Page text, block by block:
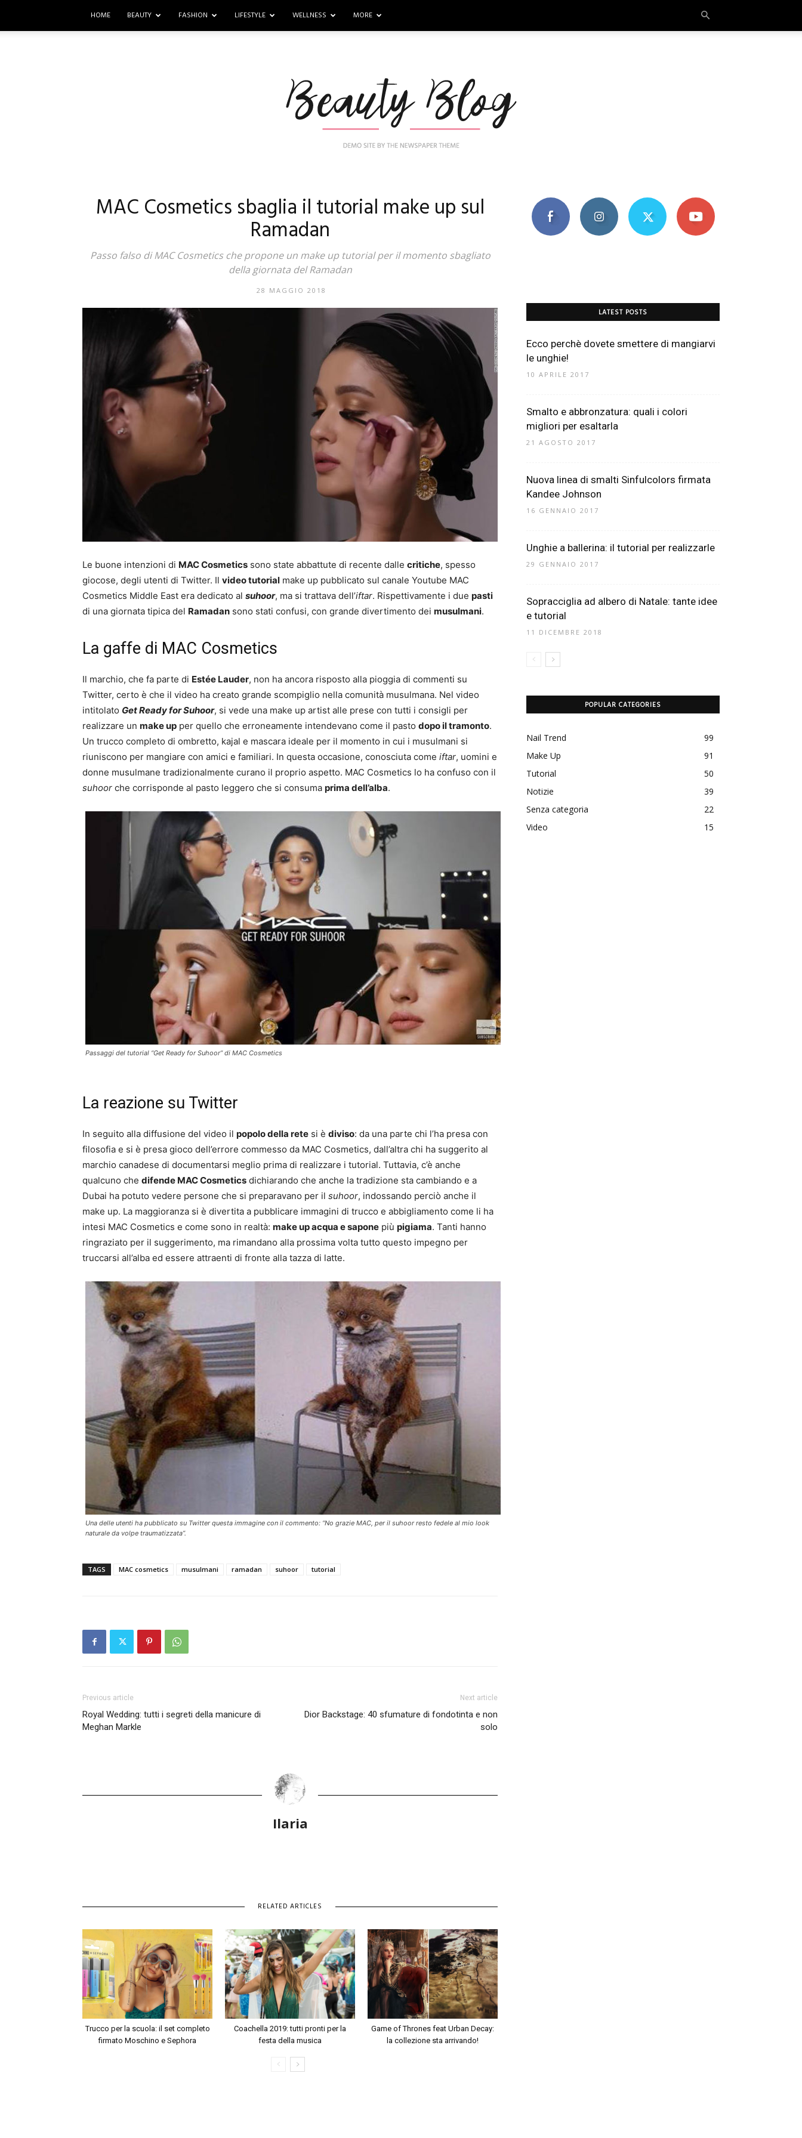
HOME BEAUTY FASHION LIFESTYLE WELLNESS MORE
Art
Mania
MAC Cosmetics sbaglia il tutorial make up sul
Ramadan
Passo falso di MAC Cosmetics che propone un make up tutorial per il momento sbagliato
della giornata del Ramadan
28 MAGGIO 2018
Le buone intenzioni di MAC Cosmetics sono state abbattute di recente dalle critiche, spesso
giocose, degli utenti di Twitter. Il video tutorial make up pubblicato sul canale Youtube MAC
Cosmetics Middle East era dedicato al suhoor, ma si trattava dell’iftar. Rispettivamente i due pasti
di una giornata tipica del Ramadan sono stati confusi, con grande divertimento dei musulmani.
La gaffe di MAC Cosmetics
Il marchio, che fa parte di Estée Lauder, non ha ancora risposto alla pioggia di commenti su
Twitter, certo è che il video ha creato grande scompiglio nella comunità musulmana. Nel video
intitolato Get Ready for Suhoor, si vede una make up artist alle prese con tutti i consigli per
realizzare un make up per quello che erroneamente intendevano come il pasto dopo il tramonto.
Un trucco completo di ombretto, kajal e mascara ideale per il momento in cui i musulmani si
riuniscono per mangiare con amici e familiari. In questa occasione, conosciuta come iftar, uomini e
donne musulmane tradizionalmente curano il proprio aspetto. MAC Cosmetics lo ha confuso con il
suhoor che corrisponde al pasto leggero che si consuma prima dell’alba.
Passaggi del tutorial “Get Ready for Suhoor” di MAC Cosmetics
La reazione su Twitter
In seguito alla diffusione del video il popolo della rete si è diviso: da una parte chi l’ha presa con
filosofia e si è presa gioco dell’errore commesso da MAC Cosmetics, dall’altra chi ha suggerito al
marchio canadese di documentarsi meglio prima di realizzare i tutorial. Tuttavia, c’è anche
qualcuno che difende MAC Cosmetics dichiarando che anche la tradizione sta cambiando e a
Dubai ha potuto vedere persone che si preparavano per il suhoor, indossando perciò anche il
make up. La maggioranza si è divertita a pubblicare immagini di trucco e abbigliamento come li ha
intesi MAC Cosmetics e come sono in realtà: make up acqua e sapone più pigiama. Tanti hanno
ringraziato per il suggerimento, ma rimandano alla prossima volta tutto questo impegno per
truccarsi all’alba ed essere attraenti di fronte alla tazza di latte.
Una delle utenti ha pubblicato su Twitter questa immagine con il commento: “No grazie MAC, per il suhoor resto fedele al mio look
naturale da volpe traumatizzata”.
TAGS MAC cosmetics musulmani ramadan suhoor tutorial
Previous article
Royal Wedding: tutti i segreti della manicure di
Meghan Markle
Next article
Dior Backstage: 40 sfumature di fondotinta e non
solo
Ilaria
RELATED ARTICLES
Trucco per la scuola: il set completo
firmato Moschino e Sephora
Coachella 2019: tutti pronti per la
festa della musica
Game of Thrones feat Urban Decay:
la collezione sta arrivando!
LATEST POSTS
Ecco perchè dovete smettere di mangiarvi
le unghie!
10 APRILE 2017
Smalto e abbronzatura: quali i colori
migliori per esaltarla
21 AGOSTO 2017
Nuova linea di smalti Sinfulcolors firmata
Kandee Johnson
16 GENNAIO 2017
Unghie a ballerina: il tutorial per realizzarle
29 GENNAIO 2017
Sopracciglia ad albero di Natale: tante idee
e tutorial
11 DICEMBRE 2018
POPULAR CATEGORIES
Nail Trend
99
Make Up
91
Tutorial
50
Notizie
39
Senza categoria
22
Video
15